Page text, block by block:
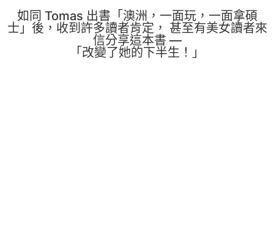
如同 Tomas 出書「澳洲，一面玩，一面拿碩
士」後，收到許多讀者肯定， 甚至有美女讀者來
信分享這本書 —
「改變了她的下半生！」